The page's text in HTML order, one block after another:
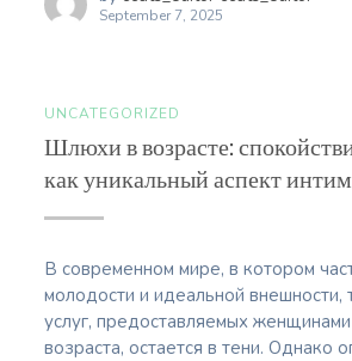
September 7, 2025
UNCATEGORIZED
Шлюхи в возрасте:
как уникальный аспект
В современном мире, в котором
молодости и идеальной внешности,
услуг, предоставляемых
возраста, остается в тени. Однако